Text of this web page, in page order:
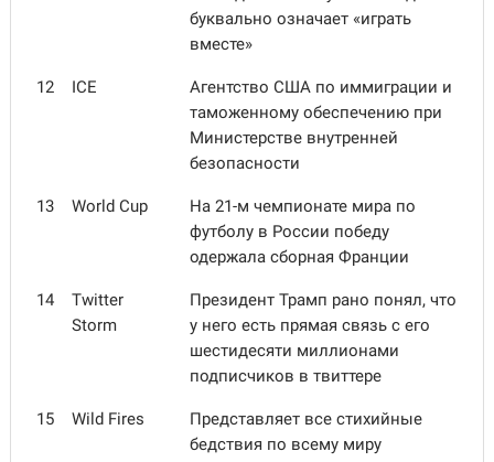
буквально означает «играть
вместе»
12 ICE
Агентство США по иммиграции и
таможенному обеспечению при
Министерстве внутренней
безопасности
13 World Cup
На 21-м чемпионате мира по
футболу в России победу
одержала сборная Франции
14
Twitter
Storm
Президент Трамп рано понял, что
у него есть прямая связь с его
шестидесяти миллионами
подписчиков в твиттере
15 Wild Fires
Представляет все стихийные
бедствия по всему миру